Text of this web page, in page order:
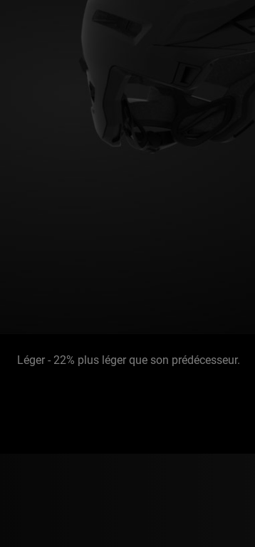
Léger - 22% plus léger que son prédécesseur.